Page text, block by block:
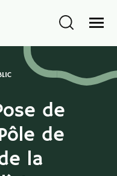
de
de
la